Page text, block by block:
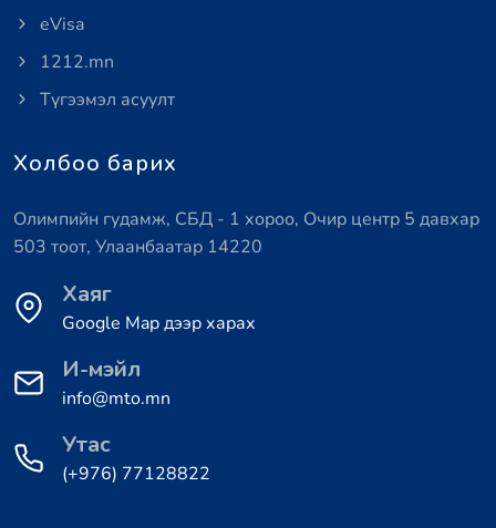
eVisa
1212.mn
Түгээмэл асуулт
Холбоо барих
Олимпийн гудамж, СБД - 1 хороо, Очир центр 5 давхар
503 тоот, Улаанбаатар 14220
Хаяг
Google Map дээр харах
И-мэйл
info@mto.mn
Утас
(+976) 77128822